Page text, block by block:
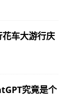
花车大游行庆
究竟是个